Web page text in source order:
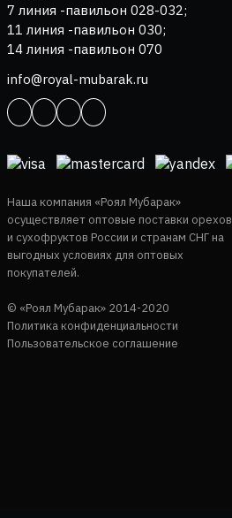
7 линия -павильон 028-032;
11 линия -павильон 030;
14 линия -павильон 070
info@royal-mubarak.ru
Наша компания «Роял Мубарак»
осуществляет оптовые поставки орехов
и сухофруктов России и странам СНГ на
выгодных условиях для оптовых
покупателей.
© «Роял Мубарак» 2014-2020
Политика конфиденциальности
Пользовательское соглашение